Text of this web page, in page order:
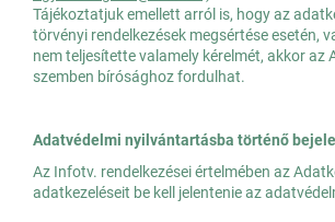
Tájékoztatjuk emellett arról is, hogy az
törvényi rendelkezések megsértése esetén,
nem teljesítette valamely kérelmét, akkor az
szemben bírósághoz fordulhat.
Adatvédelmi nyilvántartásba történő
Az Infotv. rendelkezései értelmében az
adatkezeléseit be kell jelentenie az